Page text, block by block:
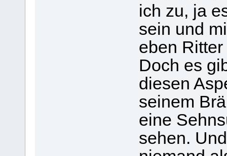
ich zu, ja
sein und
eben
Doch es
diesen
seinem
eine
sehen.